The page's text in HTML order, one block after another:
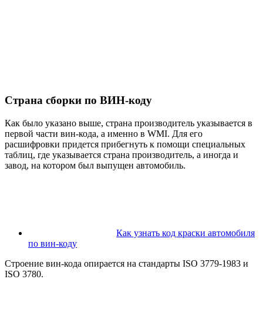
Страна сборки по ВИН-коду
Как было указано выше, страна производитель указывается в
первой части вин-кода, а именно в WMI. Для его
расшифровки придется прибегнуть к помощи специальных
таблиц, где указывается страна производитель, а иногда и
завод, на котором был выпущен автомобиль.
Как узнать код краски автомобиля
по вин-коду
Строение вин-кода опирается на стандарты ISO 3779-1983 и
ISO 3780.